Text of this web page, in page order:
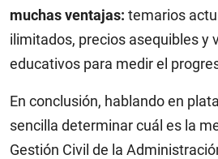
muchas ventajas: temarios
ilimitados, precios asequibles y
educativos para medir el
En conclusión, hablando en
sencilla determinar cuál es la
Gestión Civil de la